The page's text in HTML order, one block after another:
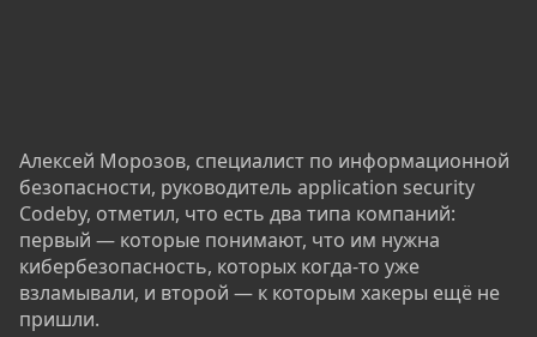
Алексей Морозов, специалист по информационной
безопасности, руководитель application security
Codeby, отметил, что есть два типа компаний:
первый — которые понимают, что им нужна
кибербезопасность, которых когда-то уже
взламывали, и второй — к которым хакеры ещё не
пришли.